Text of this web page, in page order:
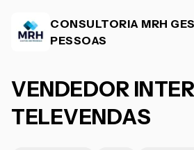
CONSULTORIA MRH
PESSOAS
VENDEDOR
TELEVENDAS